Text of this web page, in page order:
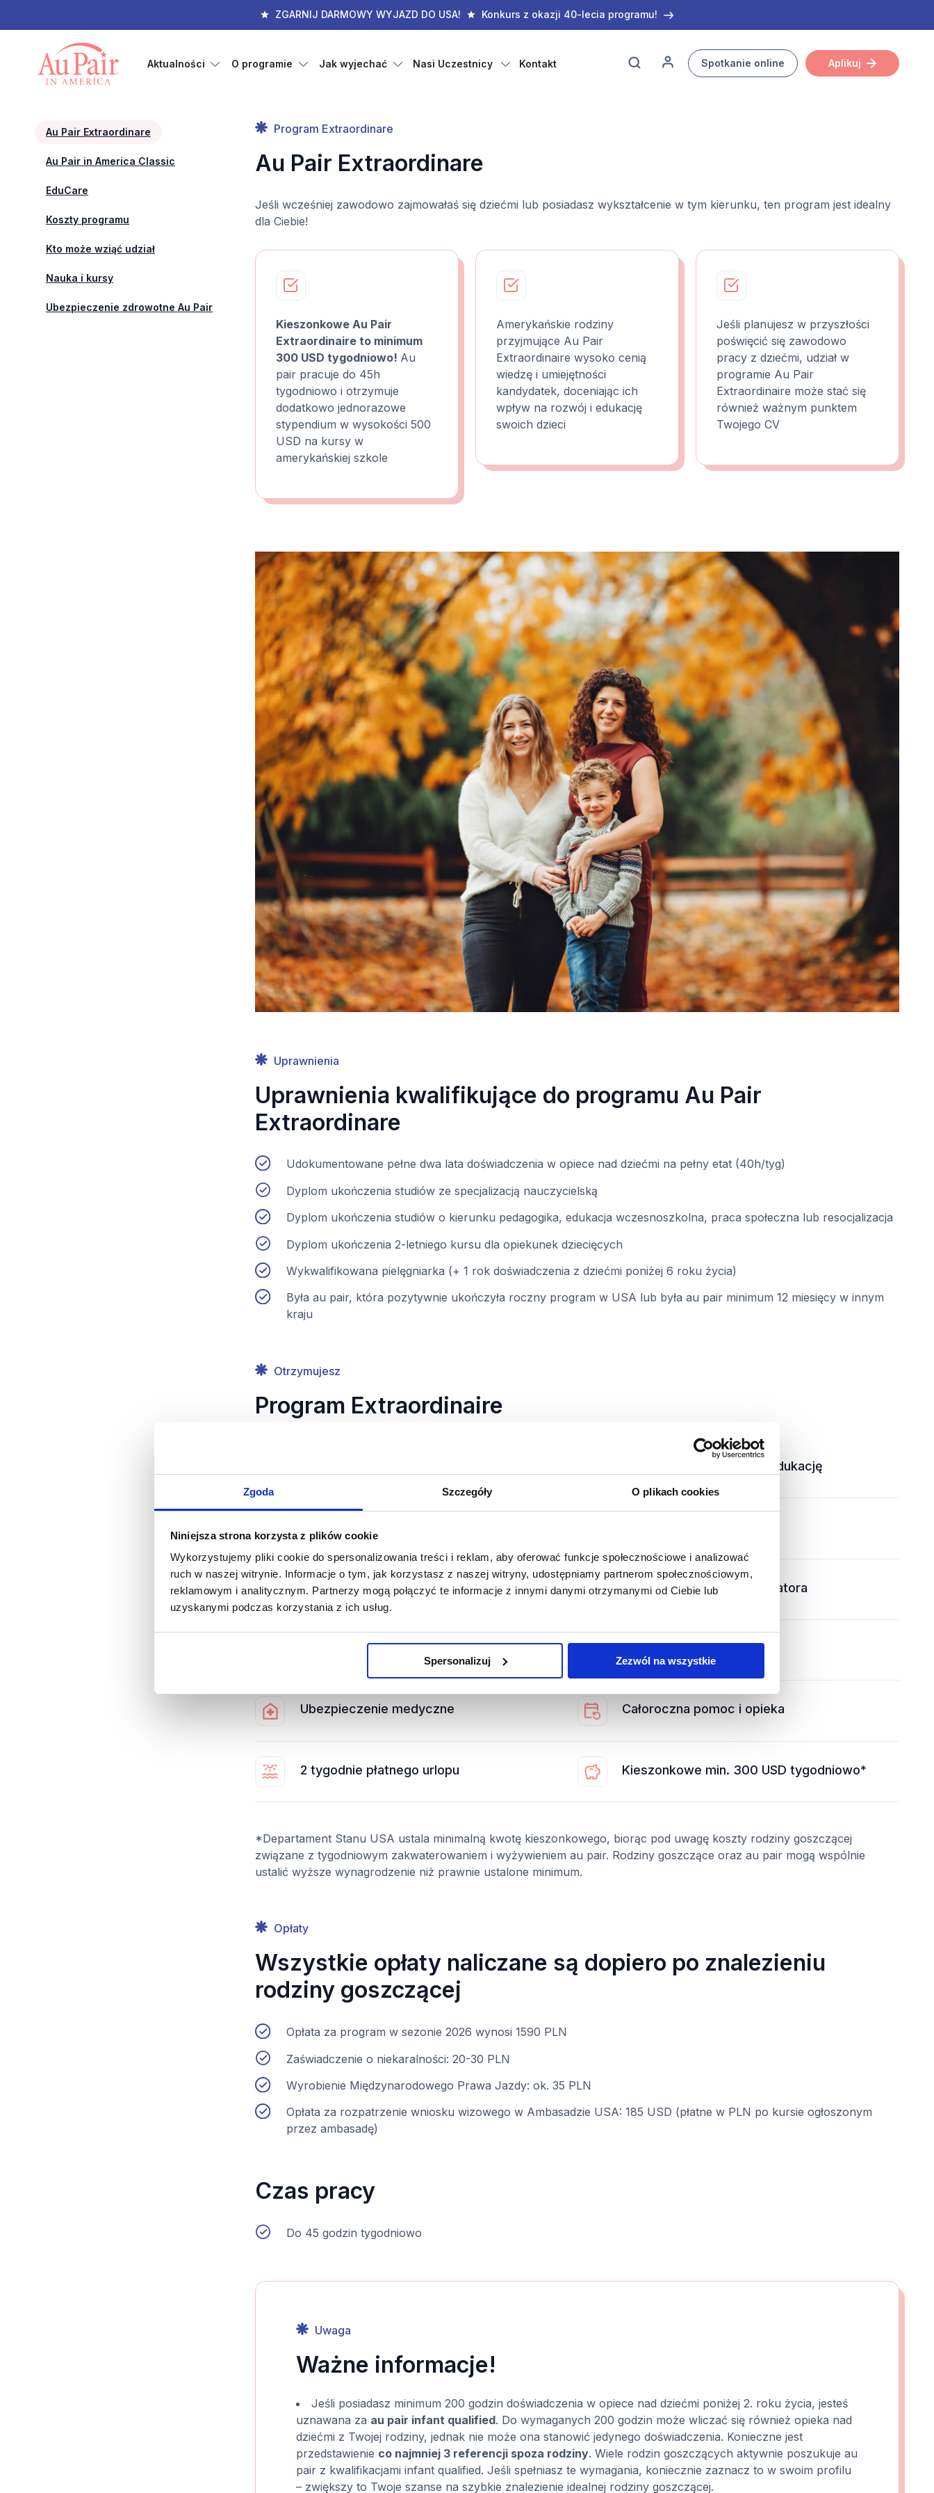
Zgoda Szczegóły O plikach cookies
Niniejsza strona korzysta z plików cookie
Wykorzystujemy pliki cookie do spersonalizowania treści i reklam, aby oferować funkcje społecznościowe i analizować
ruch w naszej witrynie. Informacje o tym, jak korzystasz z naszej witryny, udostępniamy partnerom społecznościowym,
reklamowym i analitycznym. Partnerzy mogą połączyć te informacje z innymi danymi otrzymanymi od Ciebie lub
uzyskanymi podczas korzystania z ich usług.
Spersonalizuj Zezwól na wszystkie
ZGARNIJ DARMOWY WYJAZD DO USA! Konkurs z okazji 40-lecia programu!
Aktualności O programie Jak wyjechać Nasi Uczestnicy Kontakt Spotkanie online Aplikuj
Au Pair Extraordinare
Au Pair in America Classic
EduCare
Koszty programu
Kto może wziąć udział
Nauka i kursy
Ubezpieczenie zdrowotne Au Pair
Program Extraordinare
Au Pair Extraordinare
Jeśli wcześniej zawodowo zajmowałaś się dziećmi lub posiadasz wykształcenie w tym kierunku, ten program jest idealny
dla Ciebie!
Kieszonkowe Au Pair
Extraordinaire to minimum
300 USD tygodniowo! Au
pair pracuje do 45h
tygodniowo i otrzymuje
dodatkowo jednorazowe
stypendium w wysokości 500
USD na kursy w
amerykańskiej szkole
Amerykańskie rodziny
przyjmujące Au Pair
Extraordinaire wysoko cenią
wiedzę i umiejętności
kandydatek, doceniając ich
wpływ na rozwój i edukację
swoich dzieci
Jeśli planujesz w przyszłości
poświęcić się zawodowo
pracy z dziećmi, udział w
programie Au Pair
Extraordinaire może stać się
również ważnym punktem
Twojego CV
Uprawnienia
Uprawnienia kwalifikujące do programu Au Pair
Extraordinare
Udokumentowane pełne dwa lata doświadczenia w opiece nad dziećmi na pełny etat (40h/tyg)
Dyplom ukończenia studiów ze specjalizacją nauczycielską
Dyplom ukończenia studiów o kierunku pedagogika, edukacja wczesnoszkolna, praca społeczna lub resocjalizacja
Dyplom ukończenia 2-letniego kursu dla opiekunek dziecięcych
Wykwalifikowana pielęgniarka (+ 1 rok doświadczenia z dziećmi poniżej 6 roku życia)
Była au pair, która pozytywnie ukończyła roczny program w USA lub była au pair minimum 12 miesięcy w innym
kraju
Otrzymujesz
Program Extraordinaire
500 USD stypendium na edukację
Szkolenie w Nowym Jorku Opieka lokalnego koordynatora
Pokój i wyżywienie
Ubezpieczenie medyczne Całoroczna pomoc i opieka
2 tygodnie płatnego urlopu Kieszonkowe min. 300 USD tygodniowo*
*Departament Stanu USA ustala minimalną kwotę kieszonkowego, biorąc pod uwagę koszty rodziny goszczącej
związane z tygodniowym zakwaterowaniem i wyżywieniem au pair. Rodziny goszczące oraz au pair mogą wspólnie
ustalić wyższe wynagrodzenie niż prawnie ustalone minimum.
Opłaty
Wszystkie opłaty naliczane są dopiero po znalezieniu
rodziny goszczącej
Opłata za program w sezonie 2026 wynosi 1590 PLN
Zaświadczenie o niekaralności: 20-30 PLN
Wyrobienie Międzynarodowego Prawa Jazdy: ok. 35 PLN
Opłata za rozpatrzenie wniosku wizowego w Ambasadzie USA: 185 USD (płatne w PLN po kursie ogłoszonym
przez ambasadę)
Czas pracy
Do 45 godzin tygodniowo
Uwaga
Ważne informacje!
Jeśli posiadasz minimum 200 godzin doświadczenia w opiece nad dziećmi poniżej 2. roku życia, jesteś
uznawana za au pair infant qualified. Do wymaganych 200 godzin może wliczać się również opieka nad
dziećmi z Twojej rodziny, jednak nie może ona stanowić jedynego doświadczenia. Konieczne jest
przedstawienie co najmniej 3 referencji spoza rodziny. Wiele rodzin goszczących aktywnie poszukuje au
pair z kwalifikacjami infant qualified. Jeśli spełniasz te wymagania, koniecznie zaznacz to w swoim profilu
– zwiększy to Twoje szanse na szybkie znalezienie idealnej rodziny goszczącej.